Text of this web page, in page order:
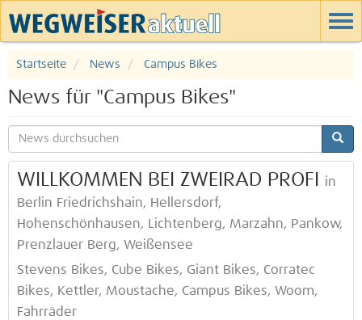
Startseite News Campus Bikes
News für "Campus Bikes"
WILLKOMMEN BEI ZWEIRAD PROFI
in
Berlin Friedrichshain, Hellersdorf,
Hohenschönhausen, Lichtenberg, Marzahn, Pankow,
Prenzlauer Berg, Weißensee
Stevens Bikes, Cube Bikes, Giant Bikes, Corratec
Bikes, Kettler, Moustache, Campus Bikes, Woom,
Fahrräder